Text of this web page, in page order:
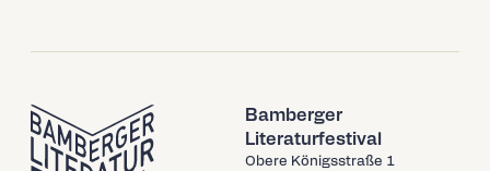
Bamberger
Literaturfestival
Obere Königsstraße 1